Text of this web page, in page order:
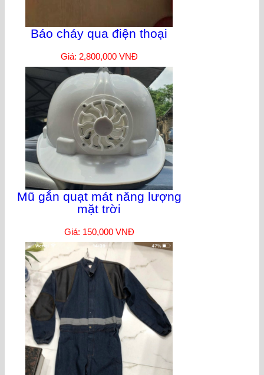
Báo cháy qua điện thoại
Giá: 2,800,000 VNĐ
Mũ gắn quạt mát năng lượng
mặt trời
Giá: 150,000 VNĐ